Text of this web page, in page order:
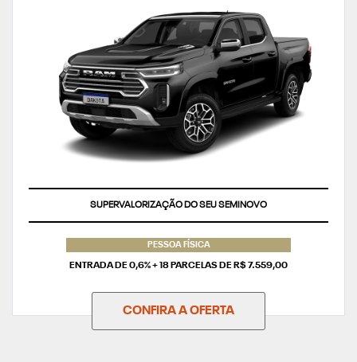
SUPERVALORIZAÇÃO DO SEU SEMINOVO
PESSOA FÍSICA
ENTRADA DE 0,6% + 18 PARCELAS DE R$ 7.559,00
CONFIRA A OFERTA